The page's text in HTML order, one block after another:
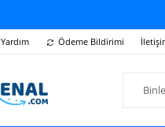
Yardım Ödeme Bildirimi